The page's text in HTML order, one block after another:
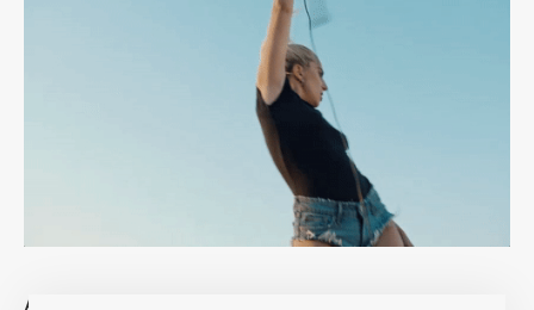
Aplicado al género audiovisual musical: la